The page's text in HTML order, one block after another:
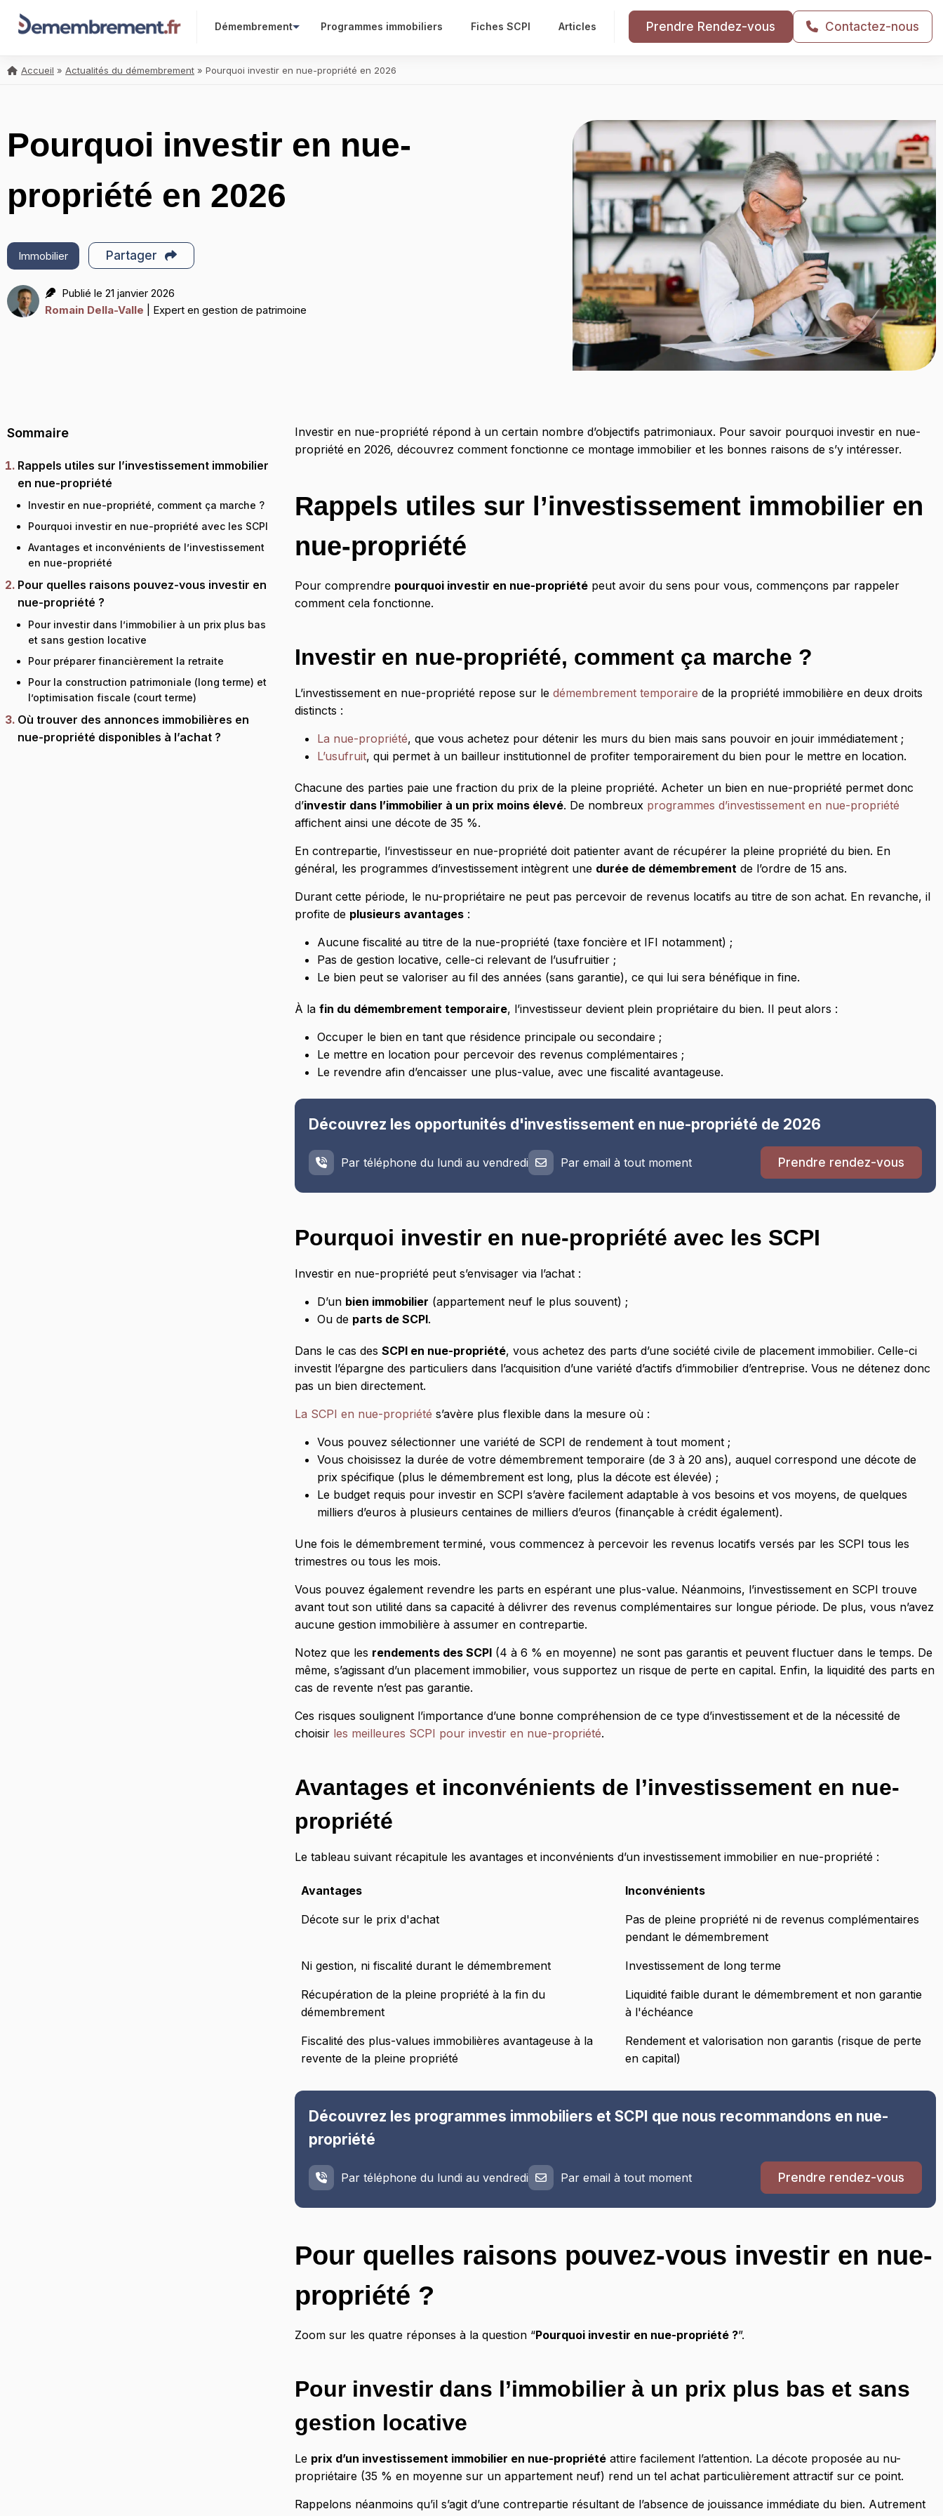
Démembrement Programmes immobiliers Fiches SCPI Articles Prendre Rendez-vous Contactez-nous
Accueil » Actualités du démembrement » Pourquoi investir en nue-propriété en 2026
Pourquoi investir en nue-
propriété en 2026
Immobilier Partager
Publié le 21 janvier 2026
Romain Della-Valle
| Expert en gestion de patrimoine
Sommaire
Rappels utiles sur l’investissement immobilier
en nue-propriété
Investir en nue-propriété, comment ça marche ?
Pourquoi investir en nue-propriété avec les SCPI
Avantages et inconvénients de l’investissement
en nue-propriété
Pour quelles raisons pouvez-vous investir en
nue-propriété ?
Pour investir dans l’immobilier à un prix plus bas
et sans gestion locative
Pour préparer financièrement la retraite
Pour la construction patrimoniale (long terme) et
l’optimisation fiscale (court terme)
Où trouver des annonces immobilières en
nue-propriété disponibles à l’achat ?
Investir en nue-propriété répond à un certain nombre d’objectifs patrimoniaux. Pour savoir pourquoi investir en nue-
propriété en 2026, découvrez comment fonctionne ce montage immobilier et les bonnes raisons de s’y intéresser.
Rappels utiles sur l’investissement immobilier en
nue-propriété
Pour comprendre pourquoi investir en nue-propriété peut avoir du sens pour vous, commençons par rappeler
comment cela fonctionne.
Investir en nue-propriété, comment ça marche ?
L’investissement en nue-propriété repose sur ledémembrement temporaire de la propriété immobilière en deux droits
distincts :
La nue-propriété, que vous achetez pour détenir les murs du bien mais sans pouvoir en jouir immédiatement ;
L’usufruit, qui permet à un bailleur institutionnel de profiter temporairement du bien pour le mettre en location.
Chacune des parties paie une fraction du prix de la pleine propriété. Acheter un bien en nue-propriété permet donc
d’investir dans l’immobilier à un prix moins élevé. De nombreux programmes d’investissement en nue-propriété
affichent ainsi une décote de 35 %.
En contrepartie, l’investisseur en nue-propriété doit patienter avant de récupérer la pleine propriété du bien. En
général, les programmes d’investissement intègrent une durée de démembrement de l’ordre de 15 ans.
Durant cette période, le nu-propriétaire ne peut pas percevoir de revenus locatifs au titre de son achat. En revanche, il
profite de plusieurs avantages :
Aucune fiscalité au titre de la nue-propriété (taxe foncière et IFI notamment) ;
Pas de gestion locative, celle-ci relevant de l’usufruitier ;
Le bien peut se valoriser au fil des années (sans garantie), ce qui lui sera bénéfique in fine.
À lafin du démembrement temporaire, l’investisseur devient plein propriétaire du bien. Il peut alors :
Occuper le bien en tant que résidence principale ou secondaire ;
Le mettre en location pour percevoir des revenus complémentaires ;
Le revendre afin d’encaisser une plus-value, avec une fiscalité avantageuse.
Découvrez les opportunités d'investissement en nue-propriété de 2026
Par téléphone du lundi au vendredi Par email à tout moment Prendre rendez-vous
Pourquoi investir en nue-propriété avec les SCPI
Investir en nue-propriété peut s’envisager via l’achat :
D’un bien immobilier (appartement neuf le plus souvent) ;
Ou de parts de SCPI.
Dans le cas desSCPI en nue-propriété, vous achetez des parts d’une société civile de placement immobilier. Celle-ci
investit l’épargne des particuliers dans l’acquisition d’une variété d’actifs d’immobilier d’entreprise. Vous ne détenez donc
pas un bien directement.
La SCPI en nue-propriété s’avère plus flexible dans la mesure où :
Vous pouvez sélectionner une variété de SCPI de rendement à tout moment ;
Vous choisissez la durée de votre démembrement temporaire (de 3 à 20 ans), auquel correspond une décote de
prix spécifique (plus le démembrement est long, plus la décote est élevée) ;
Le budget requis pour investir en SCPI s’avère facilement adaptable à vos besoins et vos moyens, de quelques
milliers d’euros à plusieurs centaines de milliers d’euros (finançable à crédit également).
Une fois le démembrement terminé, vous commencez à percevoir les revenus locatifs versés par les SCPI tous les
trimestres ou tous les mois.
Vous pouvez également revendre les parts en espérant une plus-value. Néanmoins, l’investissement en SCPI trouve
avant tout son utilité dans sa capacité à délivrer des revenus complémentaires sur longue période. De plus, vous n’avez
aucune gestion immobilière à assumer en contrepartie.
Notez que les rendements des SCPI (4 à 6 % en moyenne) ne sont pas garantis et peuvent fluctuer dans le temps. De
même, s’agissant d’un placement immobilier, vous supportez un risque de perte en capital. Enfin, la liquidité des parts en
cas de revente n’est pas garantie.
Ces risques soulignent l’importance d’une bonne compréhension de ce type d’investissement et de la nécessité de
choisir les meilleures SCPI pour investir en nue-propriété.
Avantages et inconvénients de l’investissement en nue-
propriété
Le tableau suivant récapitule les avantages et inconvénients d’un investissement immobilier en nue-propriété :
Avantages Inconvénients
Décote sur le prix d'achat
Pas de pleine propriété ni de revenus complémentaires
pendant le démembrement
Ni gestion, ni fiscalité durant le démembrement Investissement de long terme
Récupération de la pleine propriété à la fin du
démembrement
Liquidité faible durant le démembrement et non garantie
à l'échéance
Fiscalité des plus-values immobilières avantageuse à la
revente de la pleine propriété
Rendement et valorisation non garantis (risque de perte
en capital)
Découvrez les programmes immobiliers et SCPI que nous recommandons en nue-
propriété
Par téléphone du lundi au vendredi Par email à tout moment Prendre rendez-vous
Pour quelles raisons pouvez-vous investir en nue-
propriété ?
Zoom sur les quatre réponses à la question “Pourquoi investir en nue-propriété ?”.
Pour investir dans l’immobilier à un prix plus bas et sans
gestion locative
Le prix d’un investissement immobilier en nue-propriété attire facilement l’attention. La décote proposée au nu-
propriétaire (35 % en moyenne sur un appartement neuf) rend un tel achat particulièrement attractif sur ce point.
Rappelons néanmoins qu’il s’agit d’une contrepartie résultant de l’absence de jouissance immédiate du bien. Autrement